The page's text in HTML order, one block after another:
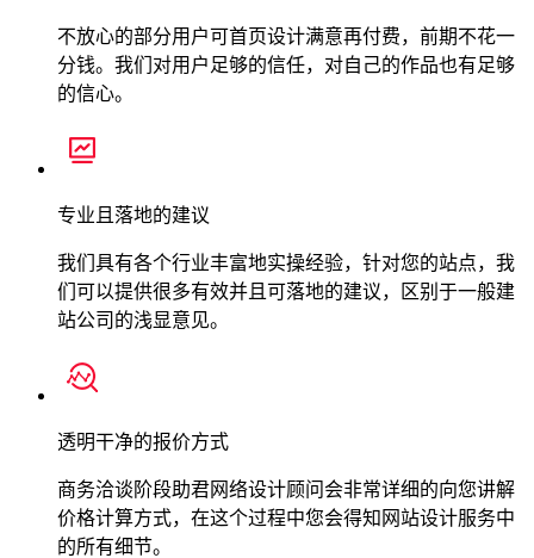
不放心的部分用户可首页设计满意再付费，前期不花一
分钱。我们对用户足够的信任，对自己的作品也有足够
的信心。
专业且落地的建议
我们具有各个行业丰富地实操经验，针对您的站点，我
们可以提供很多有效并且可落地的建议，区别于一般建
站公司的浅显意见。
透明干净的报价方式
商务洽谈阶段助君网络设计顾问会非常详细的向您讲解
价格计算方式，在这个过程中您会得知网站设计服务中
的所有细节。